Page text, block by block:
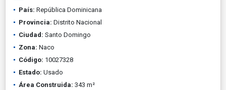
País: República Dominicana
Provincia: Distrito Nacional
Ciudad: Santo Domingo
Zona: Naco
Código: 10027328
Estado: Usado
Área Construida: 343 m²